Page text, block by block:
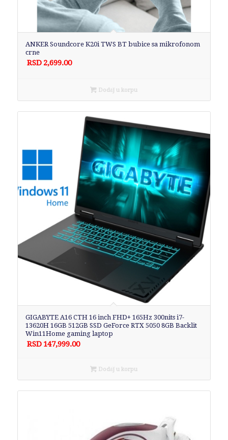
ANKER Soundcore K20i TWS BT bubice sa mikrofonom
crne
RSD 2,699.00
Dodaj u korpu
GIGABYTE A16 CTH 16 inch FHD+ 165Hz 300nits i7-
13620H 16GB 512GB SSD GeForce RTX 5050 8GB Backlit
Win11Home gaming laptop
RSD 147,999.00
Dodaj u korpu